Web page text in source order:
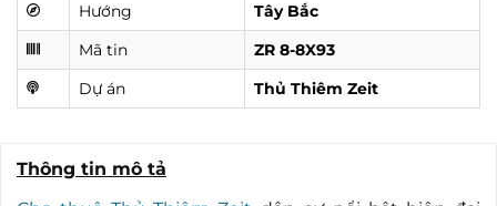
Hướng
Tây Bắc
Mã tin
ZR 8-8X93
Dự án
Thủ Thiêm Zeit
Thông tin mô tả